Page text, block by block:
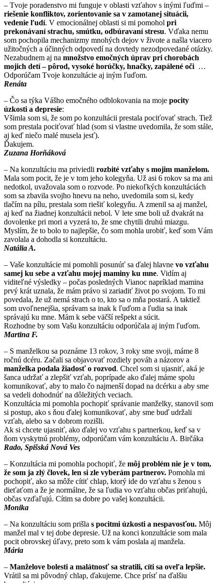
– Tvoje poradenstvo mi funguje v oblasti vzťahov s inými ľuďmi –
riešenie konfliktov, zorientovanie sa v zamotanej situácii,
vedenie ľudí. V emocionálnej oblasti si mi pomohol pri
prekonávaní strachu, smútku, odbúravaní stresu. Vďaka nemu
som pochopila mechanizmy mnohých dejov v živote a našla viacero
užitočných a účinných odpovedí na dovtedy nezodpovedané otázky.
Nezabudnem aj na množstvo emočných úprav pri chorobách
mojich detí – pôrod, vysoké horúčky, hnačky, zapálené oči …
Odporúčam Tvoje konzultácie aj iným ľuďom.
Renáta
– Čo sa týka Vášho emočného odblokovania na moje pocity
úzkosti a depresie:
Všimla som si, že som po konzultácii prestala pociťovať strach. Tiež
som prestala pociťovať hlad (som si vlastne uvedomila, že som stále,
aj keď niečo malé musela jesť).
Ďakujem.
Zuzana Horňáková
– Na konzultáciu ma priviedli rozbité vzťahy s mojim manželom.
Mala som pocit, že je v tom jeho kolegyňa. Už asi 6 rokov sa ma ani
nedotkol, uvažovala som o rozvode. Po niekoľkých konzultáciách
som sa zbavila svojho hnevu na neho, uvedomila som si, kedy
tlačím na pílu, prestala som riešiť kolegyňu. A zmenil sa aj manžel,
aj keď na žiadnej konzultácii nebol. V lete sme boli už dvakrát na
dovolenke pri mori a vyzerá to, že sme chytili druhú miazgu.
Myslím, že to bolo to najlepšie, čo som mohla urobiť, keď som Vám
zavolala a dohodla si konzultáciu.
Natália A.
– Vaše konzultácie mi pomohli posunúť sa ďalej hlavne vo vzťahu
samej ku sebe a vzťahu mojej maminy ku mne. Vidím aj
viditeľné výsledky – počas posledných Vianoc napríklad mamina
prvý krát uznala, že mám právo si zariadiť život po svojom. To mi
povedala, že už nemá strach o to, kto sa o mňa postará. A taktiež
som uvoľnenejšia, správam sa inak k ľuďom a ľudia sa inak
správajú ku mne. Mám k sebe väčší rešpekt a súcit.
Rozhodne by som Vašu konzultáciu odporúčala aj iným ľuďom.
Martina F.
– S manželkou sa poznáme 13 rokov, 3 roky sme svoji, máme 8
ročnú dcéru. Začali sa objavovať rozdiely pováh a názorov a
manželka podala žiadosť o rozvod. Chcel som si ujasniť, aká je
šanca udržať a zlepšiť vzťah, poprípade ako ďalej máme spolu
komunikovať, aby to malo čo najmenší dopad na dcérku a aby sme
sa vedeli dohodnúť na dôležitých veciach.
Konzultácia mi pomohla pochopiť správanie manželky, stanovil som
si postup, ako s ňou ďalej komunikovať, aby sme buď udržali
vzťah, alebo sa v dobrom rozišli.
Ak si chcete ujasniť, ako ďalej vo vzťahu s partnerkou, keď sa v
ňom vyskytnú problémy, odporúčam vám konzultáciu A. Birčáka
Rado, Spišská Nová Ves
– Konzultácia mi pomohla pochopiť, že môj problém nie je v tom,
že som ja zlý človek, len si zle vyberám partnerov. Pomohla mi
pochopiť, ako sa môže cítiť chlap, ktorý ide do vzťahu s ženou s
dieťaťom a že je normálne, že sa ľudia vo vzťahu občas priťahujú,
občas vzďaľujú. Cítim sa dobre po vašej konzultácii.
Monika
– Na konzultáciu som prišla s pocitmi úzkosti a nespavosťou. Môj
manžel mal v tej dobe depresie. Už na konci konzultácie som mala
pocit obrovskej úľavy, preto som k vám poslala aj manžela.
Mária
– Manželove bolesti a malátnosť sa stratili, cíti sa oveľa lepšie.
Vrátil sa mi pôvodný chlap, ďakujeme. Chce prísť na ďalšiu